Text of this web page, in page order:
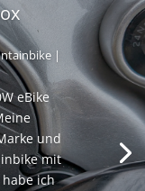
|
eBike
und
mit
habe ich